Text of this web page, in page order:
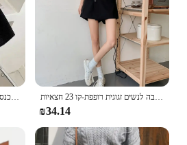
₪34.14